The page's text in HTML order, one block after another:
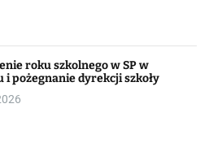
roku szkolnego w SP w
i pożegnanie dyrekcji szkoły